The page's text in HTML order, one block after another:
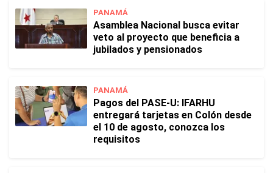
PANAMÁ
Asamblea Nacional busca evitar
veto al proyecto que beneficia a
jubilados y pensionados
PANAMÁ
Pagos del PASE-U: IFARHU
entregará tarjetas en Colón desde
el 10 de agosto, conozca los
requisitos